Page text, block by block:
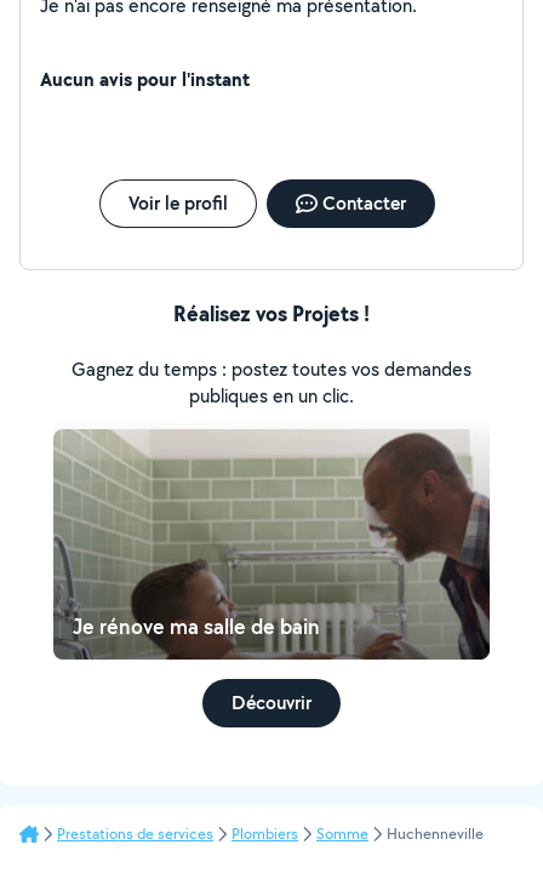
Je n'ai pas encore renseigné ma présentation.
Aucun avis pour l'instant
Voir le profil Contacter
Réalisez vos Projets !
Gagnez du temps : postez toutes vos demandes
publiques en un clic.
Je rénove ma salle de bain
Découvrir
Prestations de services Plombiers Somme Huchenneville